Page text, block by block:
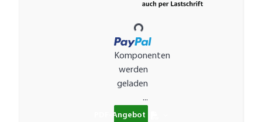
Loading...
Komponenten
werden
geladen
...
PDF-Angebot